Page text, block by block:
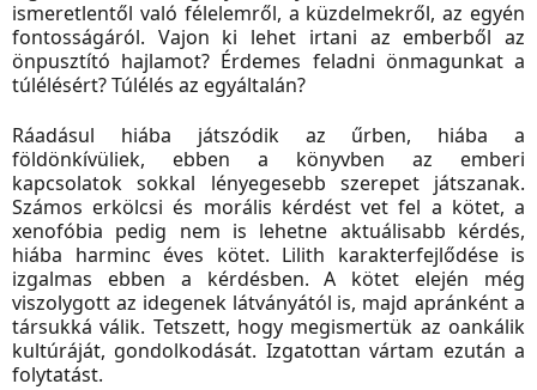
ismeretlentől való félelemről, a küzdelmekről, az egyén
fontosságáról. Vajon ki lehet irtani az emberből az
önpusztító hajlamot? Érdemes feladni önmagunkat a
túlélésért? Túlélés az egyáltalán?
Ráadásul hiába játszódik az űrben, hiába a
földönkívüliek, ebben a könyvben az emberi
kapcsolatok sokkal lényegesebb szerepet játszanak.
Számos erkölcsi és morális kérdést vet fel a kötet, a
xenofóbia pedig nem is lehetne aktuálisabb kérdés,
hiába harminc éves kötet. Lilith karakterfejlődése is
izgalmas ebben a kérdésben. A kötet elején még
viszolygott az idegenek látványától is, majd apránként a
társukká válik. Tetszett, hogy megismertük az oankálik
kultúráját, gondolkodását. Izgatottan vártam ezután a
folytatást.